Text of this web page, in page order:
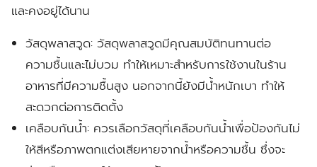
และคงอยู่ได้นาน
วัสดุพลาสวูด:วัสดุพลาสวูดมีคุณสมบัติทนทานต่อ
ความชื้นและไม่บวม ทำให้เหมาะสำหรับการใช้งานในร้าน
อาหารที่มีความชื้นสูง นอกจากนี้ยังมีน้ำหนักเบา ทำให้
สะดวกต่อการติดตั้ง
เคลือบกันน้ำ: ควรเลือกวัสดุที่เคลือบกันน้ำเพื่อป้องกันไม่
ให้สีหรือภาพตกแต่งเสียหายจากน้ำหรือความชื้น ซึ่งจะ